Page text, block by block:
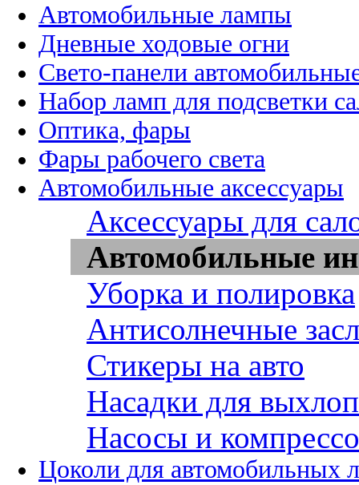
Автомобильные лампы
Дневные ходовые огни
Свето-панели
Набор ламп для подсветки
Оптика, фары
Фары рабочего света
Автомобильные аксессуары
Аксессуары для
Автомобильные
Уборка и полировка
Антисолнечные
Стикеры на авто
Насадки для
Насосы и
Цоколи для автомобильных